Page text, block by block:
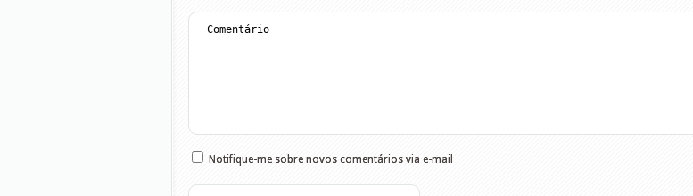
Notifique-me sobre novos comentários via e-mail